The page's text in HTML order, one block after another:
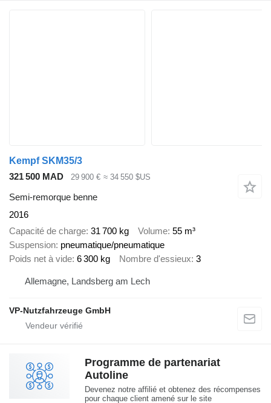
Kempf SKM35/3
321 500 MAD
29 900 € ≈ 34 550 $US
Semi-remorque benne
2016
Capacité de charge 31 700 kg Volume 55 m³
Suspension pneumatique/pneumatique
Poids net à vide 6 300 kg Nombre d'essieux 3
Allemagne, Landsberg am Lech
VP-Nutzfahrzeuge GmbH
Programme de partenariat
Autoline
Devenez notre affilié et obtenez des récompenses
pour chaque client amené sur le site